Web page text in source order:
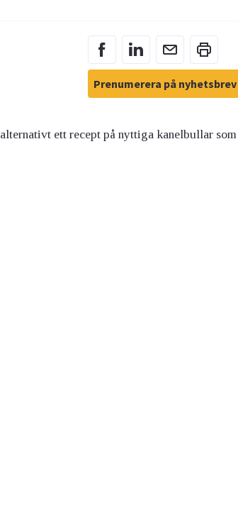
Prenumerera på nyhetsbrev
alternativt ett recept på nyttiga kanelbullar som